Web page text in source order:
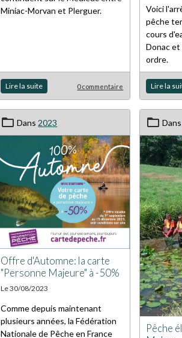
Miniac-Morvan et Plerguer.
Lire la suite 0 commentaire
Voici
pêche
cours
Donac et
ordre.
Lire la
Dans 2023
Offre d'Automne: la carte
"Personne Majeure" à -50%
Le 30/08/2023
Comme depuis maintenant
plusieurs années, la Fédération
Nationale de Pêche en France
Dans
Pêche